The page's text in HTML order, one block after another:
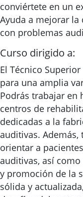
conviértete en un
Ayuda a mejorar la
con problemas
Curso dirigido a:
El Técnico
para una amplia
Podrás trabajar en
centros de
dedicadas a la
auditivas. Además,
orientar a
auditivas, así
y promoción de la
sólida y